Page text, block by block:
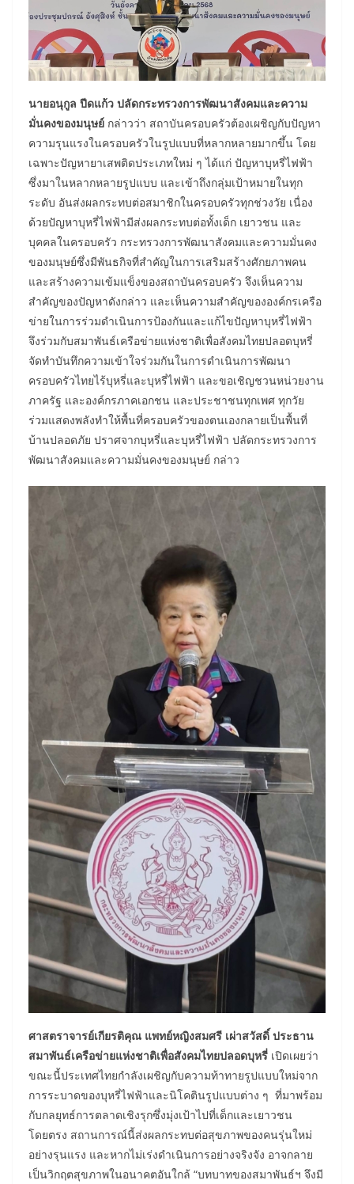
นายอนุกูล ปีดแก้ว ปลัดกระทรวงการพัฒนาสังคมและความ
มั่นคงของมนุษย์ กล่าวว่า สถาบันครอบครัวต้องเผชิญกับปัญหา
ความรุนแรงในครอบครัวในรูปแบบที่หลากหลายมากขึ้น โดย
เฉพาะปัญหายาเสพติดประเภทใหม่ ๆ ได้แก่ ปัญหาบุหรี่ไฟฟ้า
ซึ่งมาในหลากหลายรูปแบบ และเข้าถึงกลุ่มเป้าหมายในทุก
ระดับ อันส่งผลกระทบต่อสมาชิกในครอบครัวทุกช่วงวัย เนื่อง
ด้วยปัญหาบุหรี่ไฟฟ้ามีส่งผลกระทบต่อทั้งเด็ก เยาวชน และ
บุคคลในครอบครัว กระทรวงการพัฒนาสังคมและความมั่นคง
ของมนุษย์ซึ่งมีพันธกิจที่สำคัญในการเสริมสร้างศักยภาพคน
และสร้างความเข้มแข็งของสถาบันครอบครัว จึงเห็นความ
สำคัญของปัญหาดังกล่าว และเห็นความสำคัญขององค์กรเครือ
ข่ายในการร่วมดำเนินการป้องกันและแก้ไขปัญหาบุหรี่ไฟฟ้า
จึงร่วมกับสมาพันธ์เครือข่ายแห่งชาติเพื่อสังคมไทยปลอดบุหรี่
จัดทำบันทึกความเข้าใจร่วมกันในการดำเนินการพัฒนา
ครอบครัวไทยไร้บุหรี่และบุหรี่ไฟฟ้า และขอเชิญชวนหน่วยงาน
ภาครัฐ และองค์กรภาคเอกชน และประชาชนทุกเพศ ทุกวัย
ร่วมแสดงพลังทำให้พื้นที่ครอบครัวของตนเองกลายเป็นพื้นที่
บ้านปลอดภัย ปราศจากบุหรี่และบุหรี่ไฟฟ้า ปลัดกระทรวงการ
พัฒนาสังคมและความมั่นคงของมนุษย์ กล่าว
ศาสตราจารย์เกียรติคุณ แพทย์หญิงสมศรี เผ่าสวัสดิ์ ประธาน
สมาพันธ์เครือข่ายแห่งชาติเพื่อสังคมไทยปลอดบุหรี่ เปิดเผยว่า
ขณะนี้ประเทศไทยกำลังเผชิญกับความท้าทายรูปแบบใหม่จาก
การระบาดของบุหรี่ไฟฟ้าและนิโคตินรูปแบบต่าง ๆ ที่มาพร้อม
กับกลยุทธ์การตลาดเชิงรุกซึ่งมุ่งเป้าไปที่เด็กและเยาวชน
โดยตรง สถานการณ์นี้ส่งผลกระทบต่อสุขภาพของคนรุ่นใหม่
อย่างรุนแรง และหากไม่เร่งดำเนินการอย่างจริงจัง อาจกลาย
เป็นวิกฤตสุขภาพในอนาคตอันใกล้ “บทบาทของสมาพันธ์ฯ จึงมี